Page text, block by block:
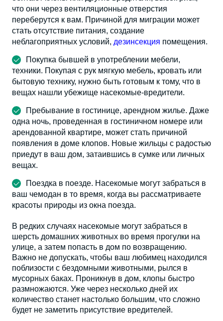
что они через вентиляционные отверстия
переберутся к вам. Причиной для миграции может
стать отсутствие питания, создание
неблагоприятных условий, дезинсекция помещения.
Покупка бывшей в употреблении мебели,
техники. Покупая с рук мягкую мебель, кровать или
бытовую технику, нужно быть готовым к тому, что в
вещах нашли убежище насекомые-вредители.
Пребывание в гостинице, арендном жилье. Даже
одна ночь, проведенная в гостиничном номере или
арендованной квартире, может стать причиной
появления в доме клопов. Новые жильцы с радостью
приедут в ваш дом, затаившись в сумке или личных
вещах.
Поездка в поезде. Насекомые могут забраться в
ваш чемодан в то время, когда вы рассматриваете
красоты природы из окна поезда.
В редких случаях насекомые могут забраться в
шерсть домашних животных во время прогулки на
улице, а затем попасть в дом по возвращению.
Важно не допускать, чтобы ваш любимец находился
поблизости с бездомными животными, рылся в
мусорных баках. Проникнув в дом, клопы быстро
размножаются. Уже через несколько дней их
количество станет настолько большим, что сложно
будет не заметить присутствие вредителей.